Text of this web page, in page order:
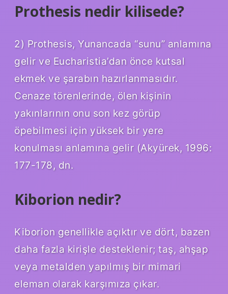
Prothesis nedir kilisede?
2) Prothesis, Yunancada “sunu” anlamına
gelir ve Eucharistia’dan önce kutsal
ekmek ve şarabın hazırlanmasıdır.
Cenaze törenlerinde, ölen kişinin
yakınlarının onu son kez görüp
öpebilmesi için yüksek bir yere
konulması anlamına gelir (Akyürek, 1996:
177-178, dn.
Kiborion nedir?
Kiborion genellikle açıktır ve dört, bazen
daha fazla kirişle desteklenir; taş, ahşap
veya metalden yapılmış bir mimari
eleman olarak karşımıza çıkar.